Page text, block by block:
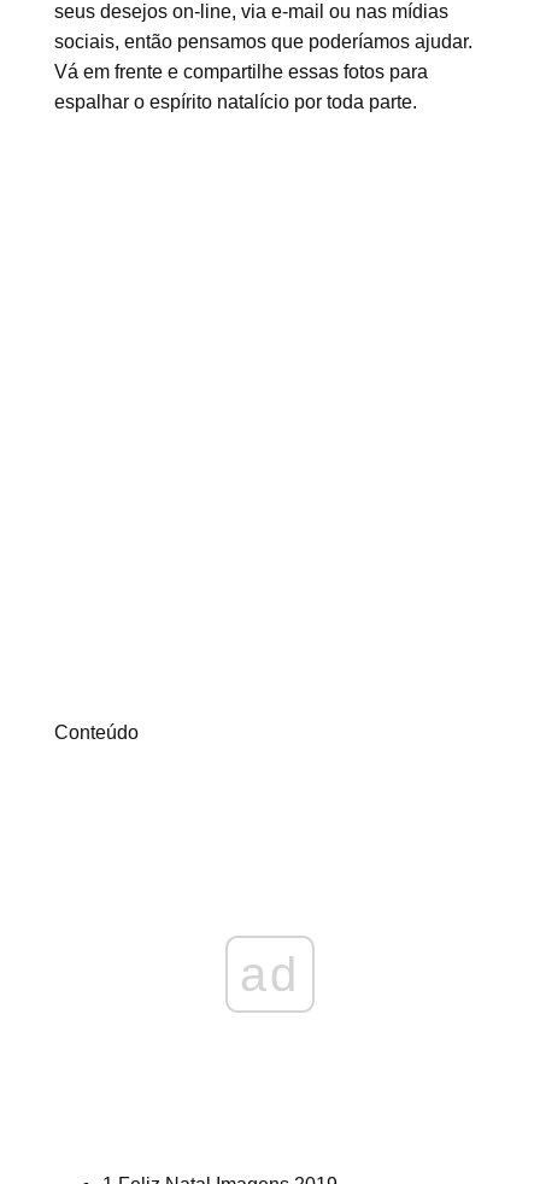
seus desejos on-line, via e-mail ou nas mídias
sociais, então pensamos que poderíamos ajudar.
Vá em frente e compartilhe essas fotos para
espalhar o espírito natalício por toda parte.
Conteúdo
ad